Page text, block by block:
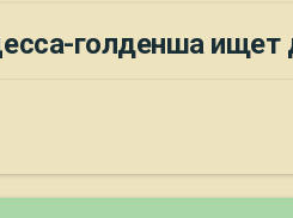
голденша ищет